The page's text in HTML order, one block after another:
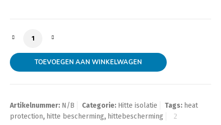
Isolatieband Titaan 10m lang 25/50mm Breed aantal
TOEVOEGEN AAN WINKELWAGEN
Artikelnummer: N/B Categorie: Hitte isolatie Tags: heat
protection, hitte bescherming, hittebescherming